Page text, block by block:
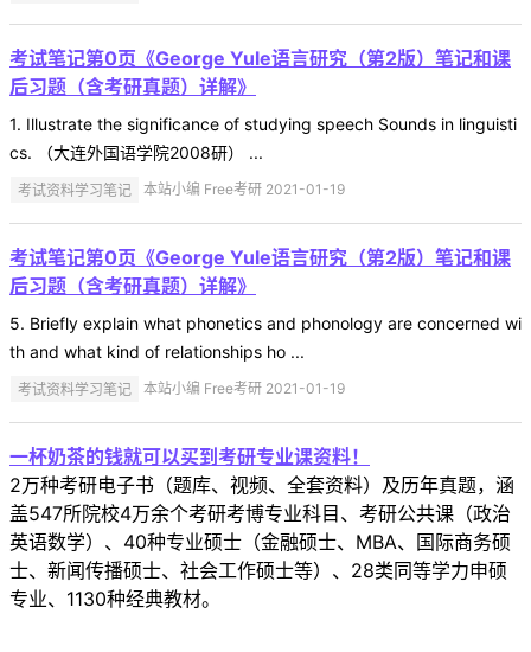
考试笔记第0页《George Yule语言研究（第2版）笔记和课
后习题（含考研真题）详解》
1. Illustrate the significance of studying speech Sounds in linguisti
cs. （大连外国语学院2008研） ...
考试资料学习笔记 本站小编 Free考研 2021-01-19
考试笔记第0页《George Yule语言研究（第2版）笔记和课
后习题（含考研真题）详解》
5. Briefly explain what phonetics and phonology are concerned wi
th and what kind of relationships ho ...
考试资料学习笔记 本站小编 Free考研 2021-01-19
一杯奶茶的钱就可以买到考研专业课资料！
2万种考研电子书（题库、视频、全套资料）及历年真题，涵
盖547所院校4万余个考研考博专业科目、考研公共课（政治
英语数学）、40种专业硕士（金融硕士、MBA、国际商务硕
士、新闻传播硕士、社会工作硕士等）、28类同等学力申硕
专业、1130种经典教材。